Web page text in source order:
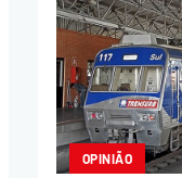
OPINIÃO